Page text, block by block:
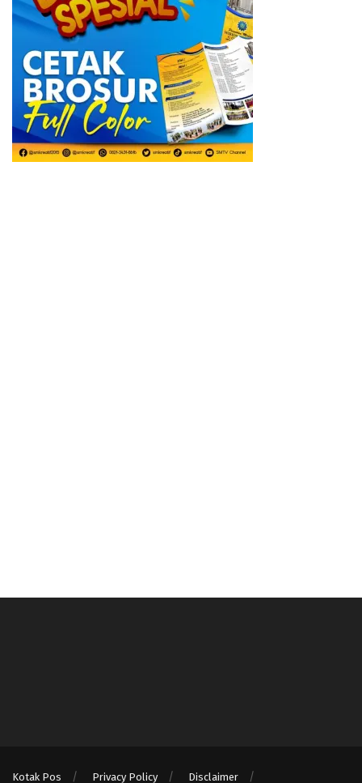
Kotak Pos Privacy Policy Disclaimer